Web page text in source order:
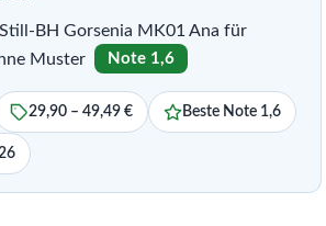
Still-BH Gorsenia MK01 Ana für
Muster
Note 1,6
29,90 – 49,49 € Beste Note 1,6